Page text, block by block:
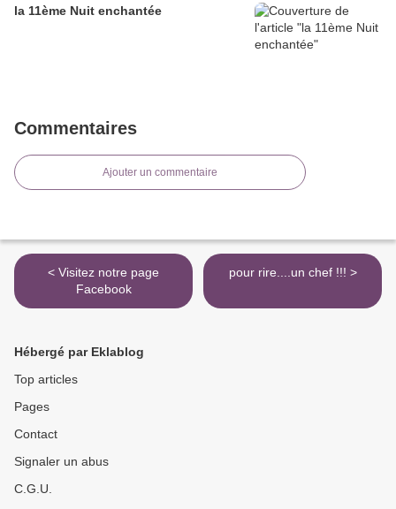
la 11ème Nuit enchantée
Commentaires
Ajouter un commentaire
< Visitez notre page
Facebook
pour rire....un chef !!! >
Hébergé par Eklablog
Top articles
Pages
Contact
Signaler un abus
C.G.U.